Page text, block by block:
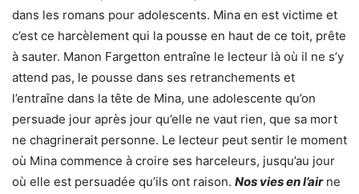
dans les romans pour adolescents. Mina en est victime et
c’est ce harcèlement qui la pousse en haut de ce toit, prête
à sauter. Manon Fargetton entraîne le lecteur là où il ne s’y
attend pas, le pousse dans ses retranchements et
l’entraîne dans la tête de Mina, une adolescente qu’on
persuade jour après jour qu’elle ne vaut rien, que sa mort
ne chagrinerait personne. Le lecteur peut sentir le moment
où Mina commence à croire ses harceleurs, jusqu’au jour
où elle est persuadée qu’ils ont raison. Nos vies en l’airne